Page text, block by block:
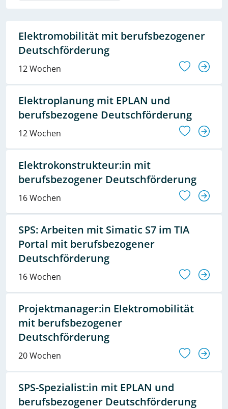
Elektromobilität mit berufsbezogener
Deutschförderung
12 Wochen
Elektroplanung mit EPLAN und
berufsbezogene Deutschförderung
12 Wochen
Elektrokonstrukteur:in mit
berufsbezogener Deutschförderung
16 Wochen
SPS: Arbeiten mit Simatic S7 im TIA
Portal mit berufsbezogener
Deutschförderung
16 Wochen
Projektmanager:in Elektromobilität
mit berufsbezogener
Deutschförderung
20 Wochen
SPS-Spezialist:in mit EPLAN und
berufsbezogener Deutschförderung